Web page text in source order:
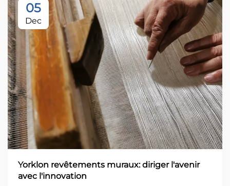
05
Dec
Yorklon revêtements muraux: diriger l'avenir
avec l'innovation